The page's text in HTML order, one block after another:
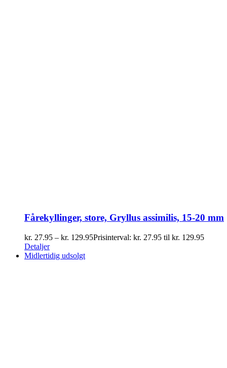
Fårekyllinger, store, Gryllus assimilis, 15-20 mm
kr. 27.95 – kr. 129.95Prisinterval: kr. 27.95 til kr. 129.95
Detaljer
Midlertidig udsolgt